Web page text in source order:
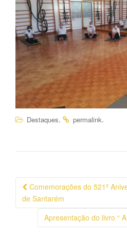
Destaques. permalink.
Navegação
da
Postagem
Comemorações do 521º
de Santarém
Apresentação do livro “